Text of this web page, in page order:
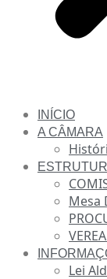
INÍCIO
A CÂMARA
Mesa
Lei